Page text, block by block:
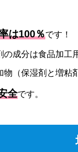
は100％です！
の成分は食品加工
（保湿剤と増粘
全です。